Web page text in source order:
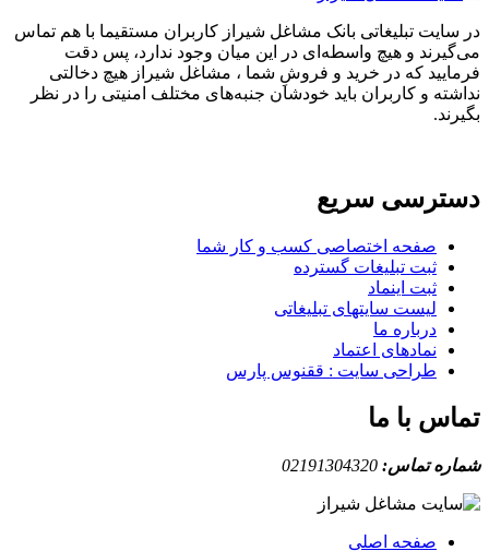
در سایت تبلیغاتی بانک مشاغل شیراز کاربران مستقیما با هم تماس
می‌گیرند و هیچ واسطه‌ای در این میان وجود ندارد، پس دقت
فرمایید که در خرید و فروشِ شما ، مشاغل شیراز هیچ دخالتی
نداشته و کاربران باید خودشان جنبه‌های مختلف امنیتی را در نظر
بگیرند.
دسترسی سریع
صفحه اختصاصی کسب و کار شما
ثبت تبلیغات گسترده
ثبت اینماد
لیست سایتهای تبلیغاتی
درباره ما
نمادهای اعتماد
طراحی سایت : ققنوس پارس
تماس با ما
شماره تماس: 02191304320
صفحه اصلی